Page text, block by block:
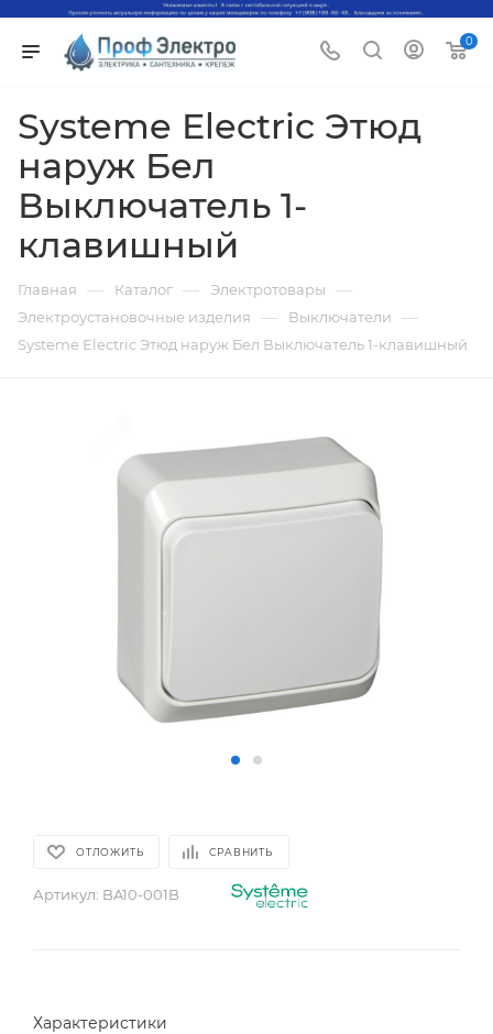
0
Systeme Electric Этюд
наруж Бел
Выключатель 1-
клавишный
Главная — Каталог — Электротовары —
Электроустановочные изделия — Выключатели —
Systeme Electric Этюд наруж Бел Выключатель 1-клавишный
ОТЛОЖИТЬ СРАВНИТЬ
Артикул: BA10-001B
Характеристики